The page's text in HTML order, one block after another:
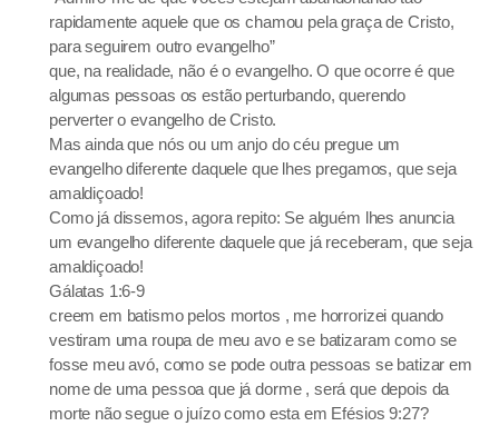
rapidamente aquele que os chamou pela graça de Cristo,
para seguirem outro evangelho”
que, na realidade, não é o evangelho. O que ocorre é que
algumas pessoas os estão perturbando, querendo
perverter o evangelho de Cristo.
Mas ainda que nós ou um anjo do céu pregue um
evangelho diferente daquele que lhes pregamos, que seja
amaldiçoado!
Como já dissemos, agora repito: Se alguém lhes anuncia
um evangelho diferente daquele que já receberam, que seja
amaldiçoado!
Gálatas 1:6-9
creem em batismo pelos mortos , me horrorizei quando
vestiram uma roupa de meu avo e se batizaram como se
fosse meu avó, como se pode outra pessoas se batizar em
nome de uma pessoa que já dorme , será que depois da
morte não segue o juízo como esta em Efésios 9:27?